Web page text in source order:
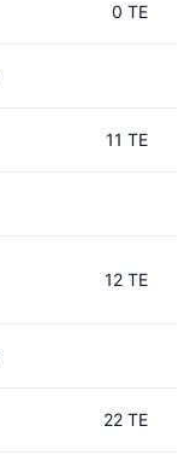
0 TE
11 TE
12 TE
22 TE